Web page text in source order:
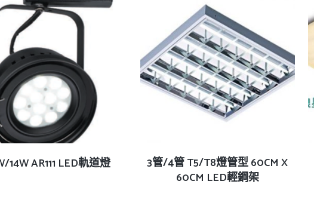
查看內容
14W AR111 LED軌道燈 查看內容
3管/4管 T5/T8燈管型 60CM X
60CM LED輕鋼架